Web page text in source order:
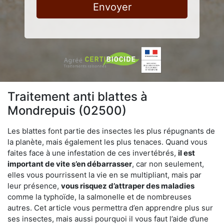
Envoyer
Traitement anti blattes à
Mondrepuis (02500)
Les blattes font partie des insectes les plus répugnants de
la planète, mais également les plus tenaces. Quand vous
faites face à une infestation de ces invertébrés, il est
important de vite s’en débarrasser, car non seulement,
elles vous pourrissent la vie en se multipliant, mais par
leur présence, vous risquez d’attraper des maladies
comme la typhoïde, la salmonelle et de nombreuses
autres. Cet article vous permettra d’en apprendre plus sur
ses insectes, mais aussi pourquoi il vous faut l’aide d’une